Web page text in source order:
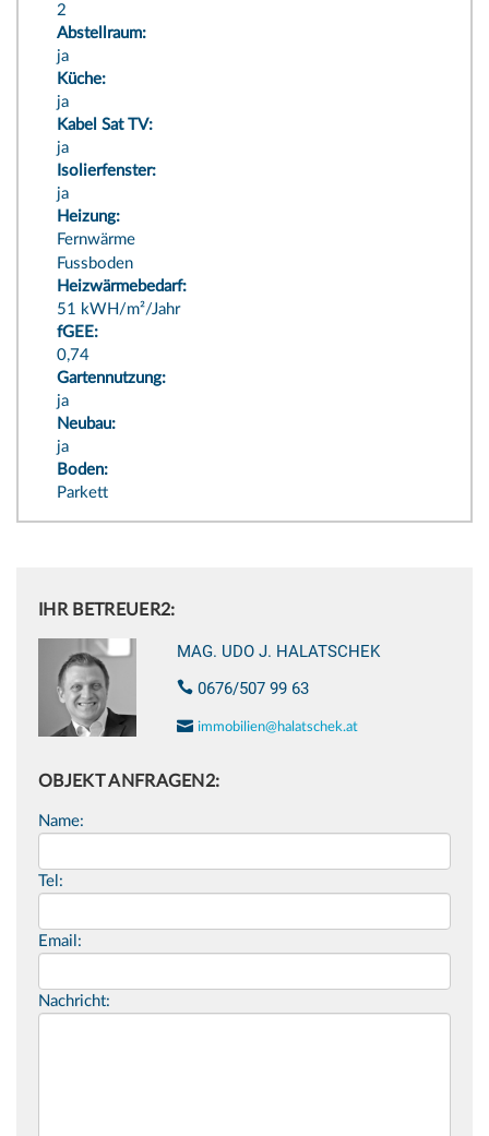
2
Abstellraum:
ja
Küche:
ja
Kabel Sat TV:
ja
Isolierfenster:
ja
Heizung:
Fernwärme
Fussboden
Heizwärmebedarf:
51 kWH/m²/Jahr
fGEE:
0,74
Gartennutzung:
ja
Neubau:
ja
Boden:
Parkett
IHR BETREUER2:
MAG. UDO J. HALATSCHEK
0676/507 99 63
immobilien@halatschek.at
OBJEKT ANFRAGEN2:
Name:
Tel:
Email:
Nachricht: